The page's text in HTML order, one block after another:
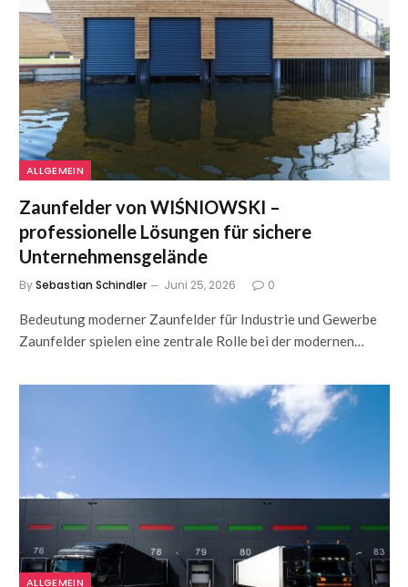
ALLGEMEIN
Zaunfelder von WIŚNIOWSKI –
professionelle Lösungen für sichere
Unternehmensgelände
BySebastian Schindler Juni 25, 2026 0
Bedeutung moderner Zaunfelder für Industrie und Gewerbe
Zaunfelder spielen eine zentrale Rolle bei der modernen…
ALLGEMEIN